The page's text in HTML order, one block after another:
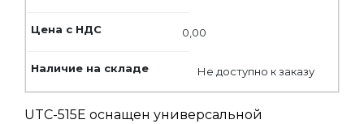
0,00
Не доступно к заказу
UTC-515E оснащен универсальной